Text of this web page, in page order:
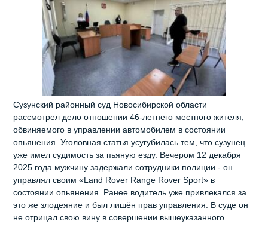
Сузунский районный суд Новосибирской области
рассмотрел дело отношении 46-летнего местного жителя,
обвиняемого в управлении автомобилем в состоянии
опьянения. Уголовная статья усугубилась тем, что сузунец
уже имел судимость за пьяную езду. Вечером 12 декабря
2025 года мужчину задержали сотрудники полиции - он
управлял своим «Land Rover Range Rover Sport» в
состоянии опьянения. Ранее водитель уже привлекался за
это же злодеяние и был лишён прав управления. В суде он
не отрицал свою вину в совершении вышеуказанного